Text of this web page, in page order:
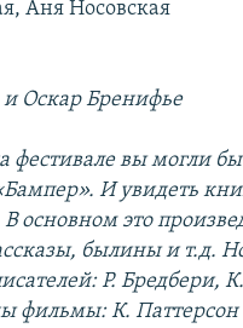
Аня Носовская
Оскар Бренифье
фестивале вы могли
И увидеть
В основном это
былины и т.д.
Р. Бредбери,
фильмы: К.